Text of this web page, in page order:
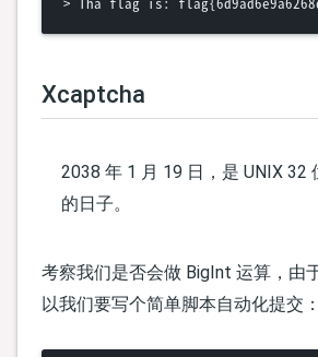
Xcaptcha
2038 年 1 月 19 日，是 UNIX 32
的日子。
考察我们是否会做 BigInt 运算，由
以我们要写个简单脚本自动化提交：